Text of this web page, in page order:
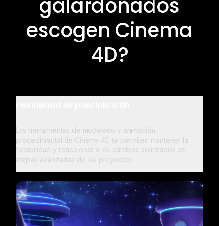
galardonados
escogen Cinema
4D?
Las herramientas de modelado y animación
procedimental de Cinema 4D te permiten mantener la
flexibilidad y reaccionar a los cambios solicitados en
etapas avanzadas de los proyectos.